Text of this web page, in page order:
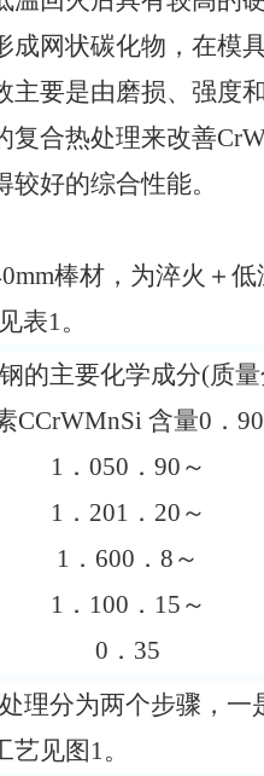
成网状碳化物，在模
主要是由磨损、强度
复合热处理来改善
较好的综合性能。
棒材，为淬火＋
表1。
的主要化学成分(质
CCrWMnSi 含量0．
1．050．90～
1．201．20～
1．600．8～
1．100．15～
0．35
理分为两个步骤，一
艺见图1。